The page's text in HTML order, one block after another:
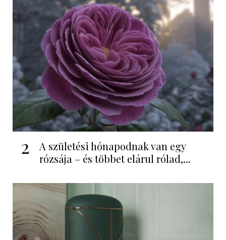
2
A születési hónapodnak van egy
rózsája – és többet elárul rólad,...